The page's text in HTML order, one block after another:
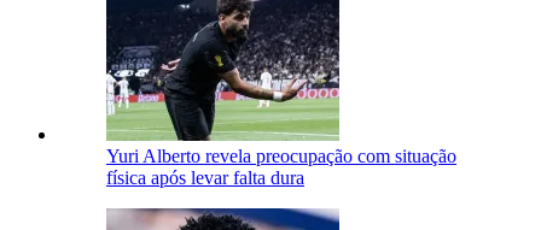
Yuri Alberto revela preocupação com situação
física após levar falta dura